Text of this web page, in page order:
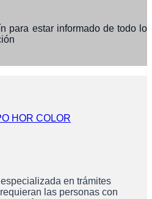
para estar informado de todo lo
en trámites
las personas con